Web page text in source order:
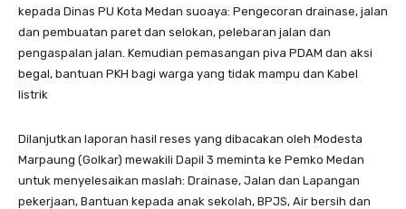
kepada Dinas PU Kota Medan suoaya: Pengecoran drainase, jalan
dan pembuatan paret dan selokan, pelebaran jalan dan
pengaspalan jalan. Kemudian pemasangan piva PDAM dan aksi
begal, bantuan PKH bagi warga yang tidak mampu dan Kabel
listrik
Dilanjutkan laporan hasil reses yang dibacakan oleh Modesta
Marpaung (Golkar) mewakili Dapil 3 meminta ke Pemko Medan
untuk menyelesaikan maslah: Drainase, Jalan dan Lapangan
pekerjaan, Bantuan kepada anak sekolah, BPJS, Air bersih dan